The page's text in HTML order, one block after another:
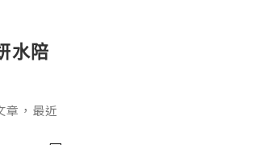
水陪
章，最近